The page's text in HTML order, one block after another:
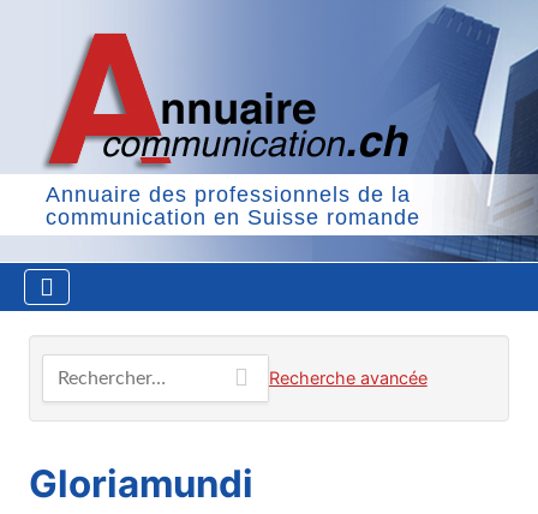
Annuaire des professionnels de la
communication en Suisse romande
Recherche avancée
Gloriamundi